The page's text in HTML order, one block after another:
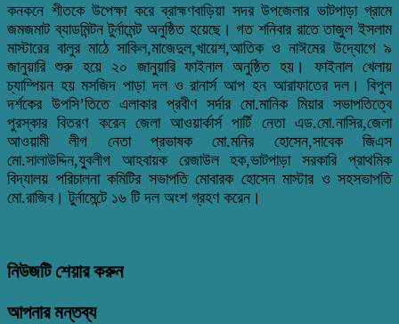
কনকনে শীতকে উপেক্ষা করে ব্রাহ্মণবাড়িয়া সদর উপজেলার ভাটপাড়া গ্রামে
জমজমাট ব্যাডমিন্টন টুর্নামেন্ট অনুষ্ঠিত হয়েছে। গত শনিবার রাতে তাজুল ইসলাম
মাস্টারের বালুর মাঠে সাকিল,মাজেদুল,খায়েশ,আতিক ও নাঈমের উদ্যোগে ৯
জানুয়ারি শুরু হয়ে ২০ জানুয়ারি ফাইনাল অনুষ্ঠিত হয়। ফাইনাল খেলায়
চ্যাম্পিয়ন হয় মসজিদ পাড়া দল ও রানার্স আপ হন আরাফাতের দল। বিপুল
দর্শকের উপসি’তিতে এলাকার প্রবীণ সর্দার মো.মানিক মিয়ার সভাপতিত্বে
পুরস্কার বিতরণ করেন জেলা আওয়ার্কার্স পার্টি নেতা এড.মো.নাসির,জেলা
আওয়ামী লীগ নেতা প্রভাষক মো.মনির হোসেন,সাবেক জিএস
মো.সালাউদ্দিন,যুবলীগ আহবায়ক রেজাউল হক,ভাটপাড়া সরকারি প্রাথমিক
বিদ্যালয় পরিচালনা কমিটির সভাপতি মোবারক হোসেন মাস্টার ও সহসভাপতি
মো.রাজিব। টুর্নামেন্টে ১৬ টি দল অংশ গ্রহণ করেন।
নিউজটি শেয়ার করুন
আপনার মন্তব্য